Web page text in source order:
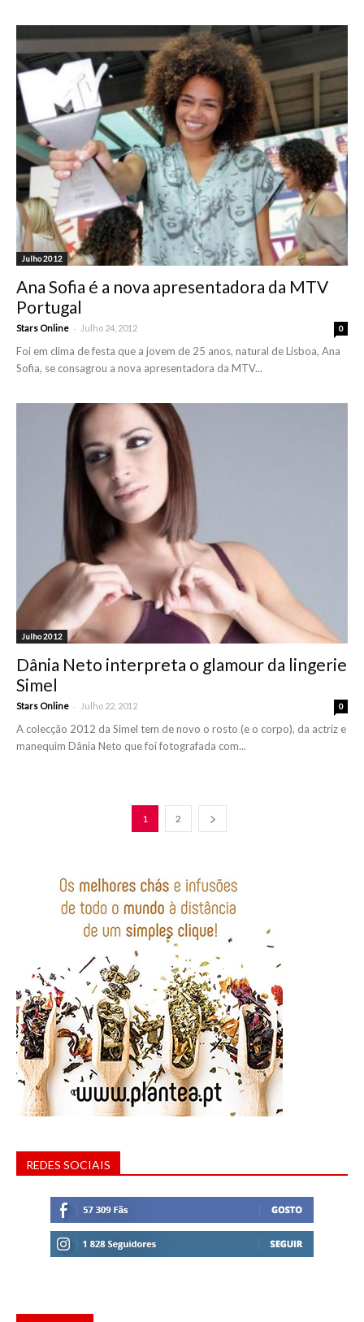
Julho 2012
Ana Sofia é a nova apresentadora da MTV
Portugal
Stars Online - Julho 24, 2012 0
Foi em clima de festa que a jovem de 25 anos, natural de Lisboa, Ana
Sofia, se consagrou a nova apresentadora da MTV...
Julho 2012
Dânia Neto interpreta o glamour da lingerie
Simel
Stars Online - Julho 22, 2012 0
A colecção 2012 da Simel tem de novo o rosto (e o corpo), da actriz e
manequim Dânia Neto que foi fotografada com...
1 2
REDES SOCIAIS